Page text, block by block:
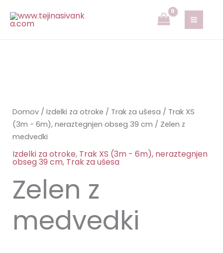
Domov/ Izdelki za otroke / Trak za ušesa / Trak XS
(3m - 6m), neraztegnjen obseg 39 cm / Zelen z
medvedki
Izdelki za otroke, Trak XS (3m - 6m), neraztegnjen
obseg 39 cm, Trak za ušesa
Zelen z
medvedki
medvedki
količina
količina